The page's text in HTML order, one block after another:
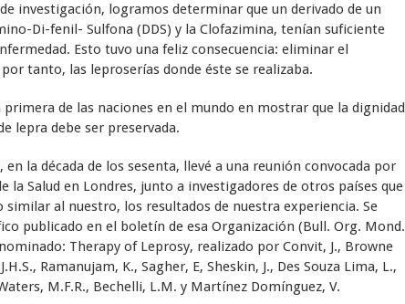
investigación, logramos determinar que un derivado de un
Di-fenil- Sulfona (DDS) y la Clofazimina, tenían suficiente
Esto tuvo una feliz consecuencia: eliminar el
tanto, las leproserías donde éste se realizaba.
primera de las naciones en el mundo en mostrar que la dignidad
lepra debe ser preservada.
en la década de los sesenta, llevé a una reunión convocada por
la Salud en Londres, junto a investigadores de otros países que
al nuestro, los resultados de nuestra experiencia. Se
publicado en el boletín de esa Organización (Bull. Org. Mond.
Therapy of Leprosy, realizado por Convit, J., Browne
Ramanujam, K., Sagher, E, Sheskin, J., Des Souza Lima, L.,
M.F.R., Bechelli, L.M. y Martínez Domínguez, V.